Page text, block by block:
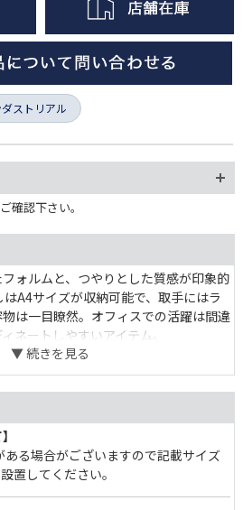
ストリアル
確認下さい。
ォルムと、つやりとした質感が印象的
A4サイズが収納可能で、取手にはラ
は一目瞭然。オフィスでの活躍は間違
ネートしやすいアイテム。
る場合がございますので記載サイズ
置してください。